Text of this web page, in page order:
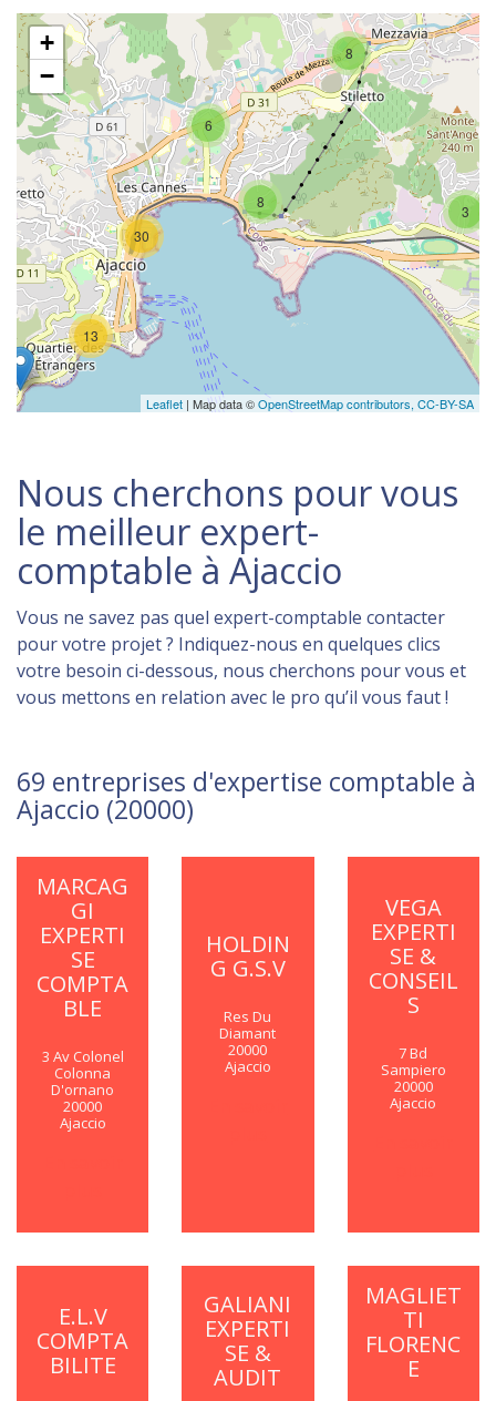
3
8
6
8
13
30
+
−
Leaflet | Map data ©OpenStreetMap contributors, CC-BY-SA
Nous cherchons pour vous
le meilleur expert-
comptable à Ajaccio
Vous ne savez pas quel expert-comptable contacter
pour votre projet ? Indiquez-nous en quelques clics
votre besoin ci-dessous, nous cherchons pour vous et
vous mettons en relation avec le pro qu’il vous faut !
69 entreprises d'expertise comptable à
Ajaccio (20000)
MARCAG
GI
EXPERTI
SE
COMPTA
BLE
3 Av Colonel
Colonna
D'ornano
20000
Ajaccio
HOLDIN
G G.S.V
Res Du
Diamant
20000
Ajaccio
VEGA
EXPERTI
SE &
CONSEIL
S
7 Bd
Sampiero
20000
Ajaccio
E.L.V
COMPTA
BILITE
GALIANI
EXPERTI
SE &
AUDIT
MAGLIET
TI
FLORENC
E